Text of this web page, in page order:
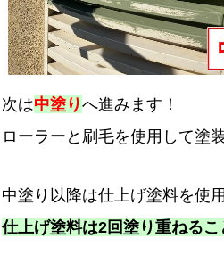
次は中塗りへ進みます！
ローラーと刷毛を使用して塗
中塗り以降は仕上げ塗料を使用
仕上げ塗料は2回塗り重ねる